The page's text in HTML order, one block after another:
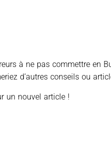
à ne pas commettre en
d’autres conseils ou
un nouvel article !